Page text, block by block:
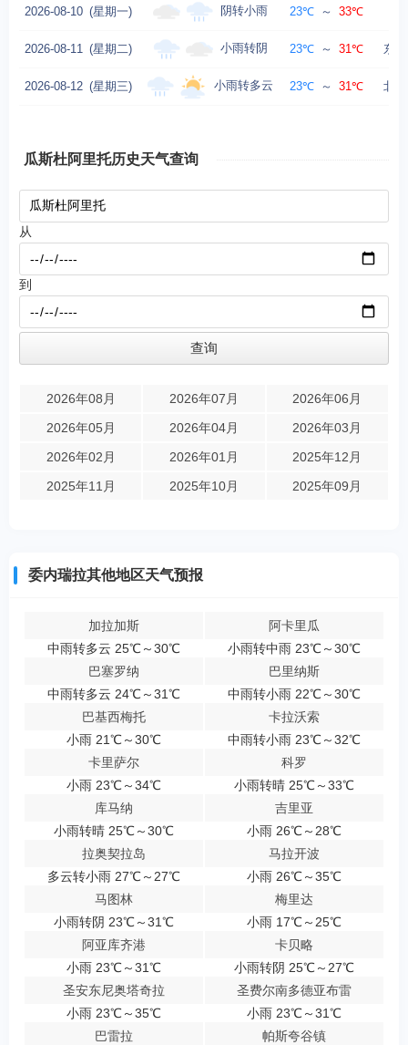
2026-08-10 (星期一) 阴转小雨 23℃ ～ 33℃
2026-08-11 (星期二) 小雨转阴 23℃ ～ 31℃ 东
2026-08-12 (星期三) 小雨转多云 23℃ ～ 31℃ 北
瓜斯杜阿里托历史天气查询
从
到
2026年08月 2026年07月
2026年06月
2026年05月
2026年04月
2026年03月
2026年02月
2026年01月
2025年12月
2025年11月
2025年10月 2025年09月
委内瑞拉其他地区天气预报
加拉加斯
中雨转多云 25℃～30℃
阿卡里瓜
小雨转中雨 23℃～30℃
巴塞罗纳
中雨转多云 24℃～31℃
巴里纳斯
中雨转小雨 22℃～30℃
巴基西梅托
小雨 21℃～30℃
卡拉沃索
中雨转小雨 23℃～32℃
卡里萨尔
小雨 23℃～34℃
科罗
小雨转晴 25℃～33℃
库马纳
小雨转晴 25℃～30℃
吉里亚
小雨 26℃～28℃
拉奥契拉岛
多云转小雨 27℃～27℃
马拉开波
小雨 26℃～35℃
马图林
小雨转阴 23℃～31℃
梅里达
小雨 17℃～25℃
阿亚库齐港
小雨 23℃～31℃
卡贝略
小雨转阴 25℃～27℃
圣安东尼奥塔奇拉
小雨 23℃～35℃
圣费尔南多德亚布雷
小雨 23℃～31℃
巴雷拉
帕斯夸谷镇